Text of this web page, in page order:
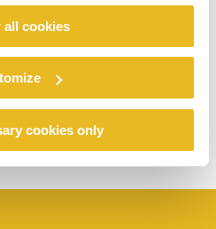
all cookies
cookies only